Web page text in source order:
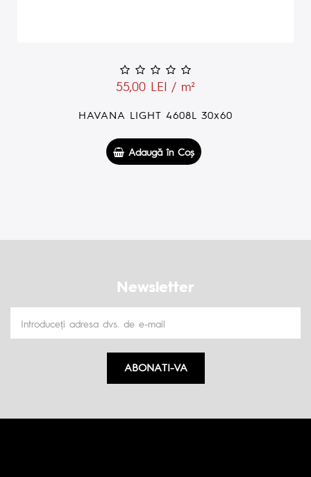
55,00 LEI / m²
HAVANA DECOR 4608HL 30x60
Adaugă în Coş
Newsletter
ABONATI-VA